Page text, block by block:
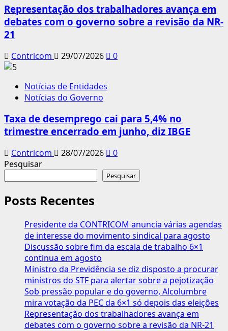
Representação dos trabalhadores avança em
debates com o governo sobre a revisão da NR-
21
Contricom 29/07/2026 0
Notícias de Entidades
Notícias do Governo
Taxa de desemprego cai para 5,4% no
trimestre encerrado em junho, diz IBGE
Contricom 28/07/2026
0
Pesquisar
Pesquisar
Posts Recentes
Presidente da CONTRICOM anuncia várias agendas
de interesse do movimento sindical para agosto
Discussão sobre fim da escala de trabalho 6×1
continua em agosto
Ministro da Previdência se diz disposto a procurar
ministros do STF para alertar sobre a pejotização
Sob pressão popular e do governo, Alcolumbre
mira votação da PEC da 6×1 só depois das eleições
Representação dos trabalhadores avança em
debates com o governo sobre a revisão da NR-21